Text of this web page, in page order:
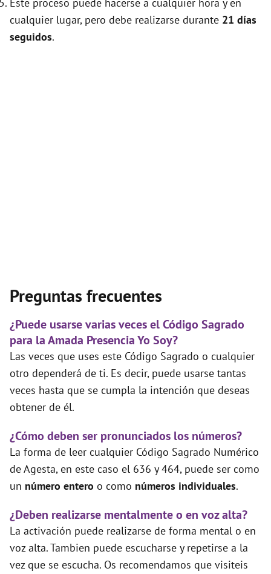
Este proceso puede hacerse a cualquier hora y en
cualquier lugar, pero debe realizarse durante 21 días
seguidos.
Preguntas frecuentes
¿Puede usarse varias veces el Código Sagrado
para la Amada Presencia Yo Soy?
Las veces que uses este Código Sagrado o cualquier
otro dependerá de ti. Es decir, puede usarse tantas
veces hasta que se cumpla la intención que deseas
obtener de él.
¿Cómo deben ser pronunciados los números?
La forma de leer cualquier Código Sagrado Numérico
de Agesta, en este caso el 636 y 464, puede ser como
un número entero o como números individuales.
¿Deben realizarse mentalmente o en voz alta?
La activación puede realizarse de forma mental o en
voz alta. Tambien puede escucharse y repetirse a la
vez que se escucha. Os recomendamos que visiteis